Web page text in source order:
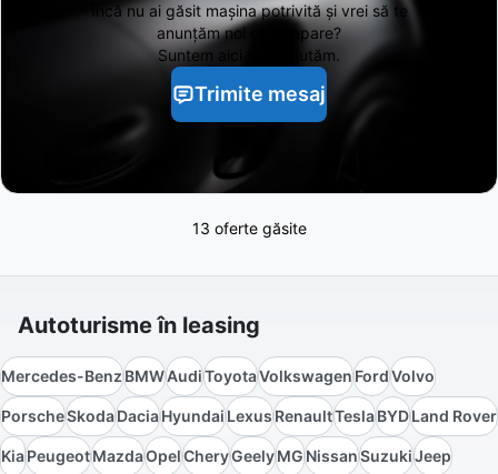
Încă nu ai găsitmașina potrivită și vrei să te
anunțăm noi când apare?
Suntem aici să te ajutăm.
Trimite mesaj
13 oferte găsite
Autoturisme în leasing
Mercedes-BenzBMWAudiToyotaVolkswagenFordVolvo
PorscheSkodaDaciaHyundaiLexusRenaultTeslaBYDLand Rover
KiaPeugeotMazdaOpelCheryGeelyMGNissanSuzukiJeep